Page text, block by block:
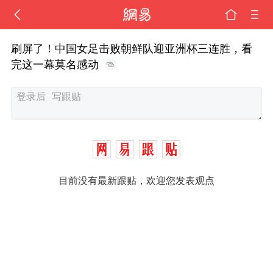
刷屏了！中国女足击败朝鲜队迎亚洲杯三连胜，看
完这一幕莫名感动
目前没有最新跟贴，欢迎您发表观点